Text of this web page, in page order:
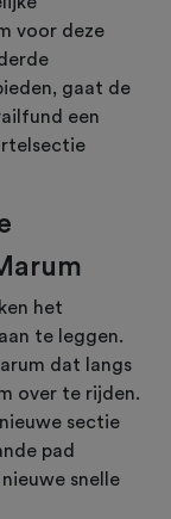
voor deze
gaat de
een
het
te leggen.
dat langs
over te rijden.
sectie
pad
snelle